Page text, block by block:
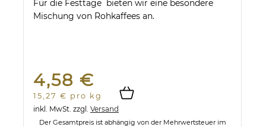
Für die Festtage bieten wir eine besondere
Mischung von Rohkaffees an.
4,58 €
15,27 € pro kg
inkl. MwSt. zzgl. Versand
Der Gesamtpreis ist abhängig von der Mehrwertsteuer im